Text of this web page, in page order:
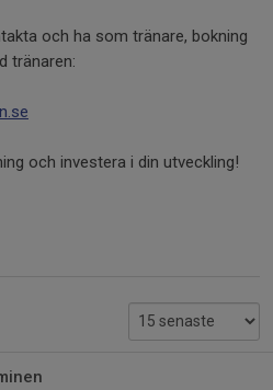
och ha som tränare, bokning
tränaren:
och investera i din utveckling!